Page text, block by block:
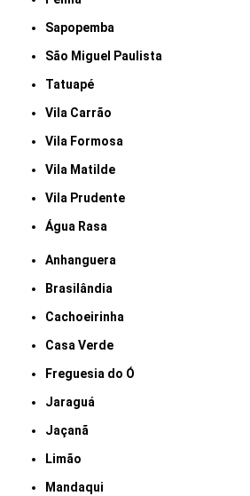
Sapopemba
São Miguel Paulista
Tatuapé
Vila Carrão
Vila Formosa
Vila Matilde
Vila Prudente
Água Rasa
Anhanguera
Brasilândia
Cachoeirinha
Casa Verde
Freguesia do Ó
Jaraguá
Jaçanã
Limão
Mandaqui